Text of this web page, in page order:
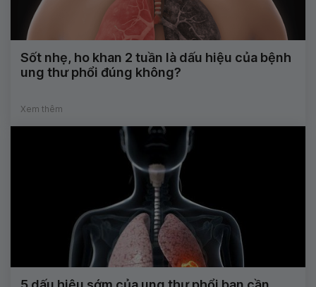
Sốt nhẹ, ho khan 2 tuần là dấu hiệu của bệnh
ung thư phổi đúng không?
Xem thêm